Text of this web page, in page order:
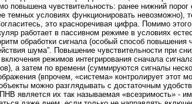
повышена чувствительность: ранее нижний порог
темных условиях функционировать невозможно),
это красноречивая цифра. Помимо
работает в пассивном режиме в условиях
обработки сигнала (особый способ повышения
шума”. Повышение чувствительности при
режимов интегрирования сначала
а затем по времени (суммируются сигналы
(впрочем, «система» контролирует этот
можно разглядывать с достаточным
является их так называемая «всезримость» -